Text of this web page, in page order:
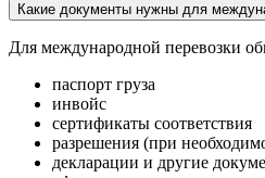
Какие документы нужны для
Для международной перевозки
паспорт груза
инвойс
сертификаты соответствия
разрешения (при
декларации и другие